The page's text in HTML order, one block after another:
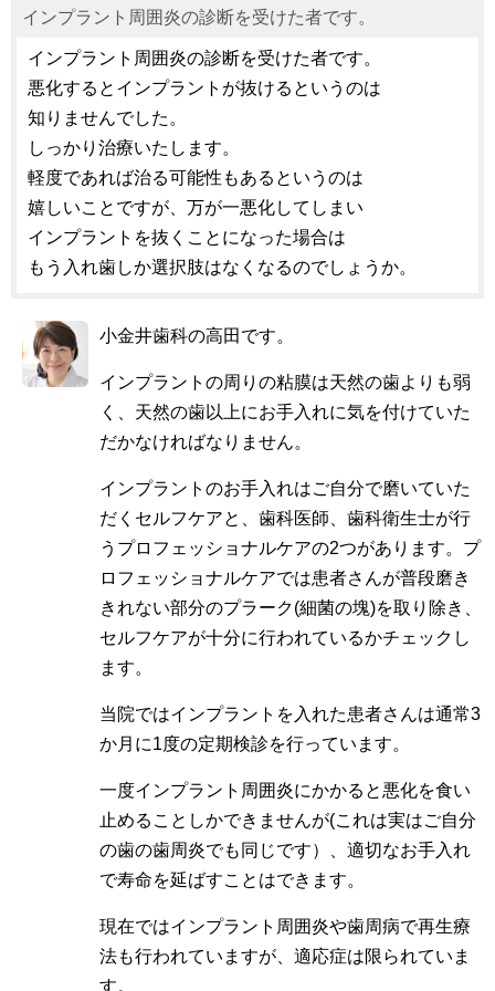
インプラント周囲炎の診断を受けた者です。
インプラント周囲炎の診断を受けた者です。
悪化するとインプラントが抜けるというのは
知りませんでした。
しっかり治療いたします。
軽度であれば治る可能性もあるというのは
嬉しいことですが、万が一悪化してしまい
インプラントを抜くことになった場合は
もう入れ歯しか選択肢はなくなるのでしょうか。
小金井歯科の高田です。
インプラントの周りの粘膜は天然の歯よりも弱
く、天然の歯以上にお手入れに気を付けていた
だかなければなりません。
インプラントのお手入れはご自分で磨いていた
だくセルフケアと、歯科医師、歯科衛生士が行
うプロフェッショナルケアの2つがあります。プ
ロフェッショナルケアでは患者さんが普段磨き
きれない部分のプラーク(細菌の塊)を取り除き、
セルフケアが十分に行われているかチェックし
ます。
当院ではインプラントを入れた患者さんは通常3
か月に1度の定期検診を行っています。
一度インプラント周囲炎にかかると悪化を食い
止めることしかできませんが(これは実はご自分
の歯の歯周炎でも同じです）、適切なお手入れ
で寿命を延ばすことはできます。
現在ではインプラント周囲炎や歯周病で再生療
法も行われていますが、適応症は限られていま
す。